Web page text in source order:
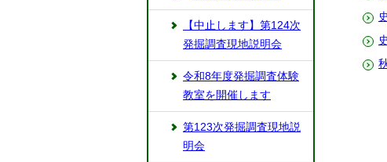
【中止します】第124次
発掘調査現地説明会
令和8年度発掘調査体験
教室を開催します
第123次発掘調査現地説
明会